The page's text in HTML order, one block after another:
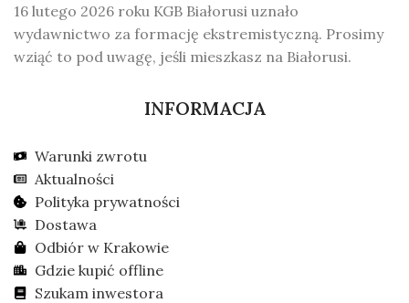
16 lutego 2026 roku KGB Białorusi uznało
wydawnictwo za formację ekstremistyczną. Prosimy
wziąć to pod uwagę, jeśli mieszkasz na Białorusi.
INFORMACJA
Warunki zwrotu
Aktualności
Polityka prywatności
Dostawa
Odbiór w Krakowie
Gdzie kupić offline
Szukam inwestora